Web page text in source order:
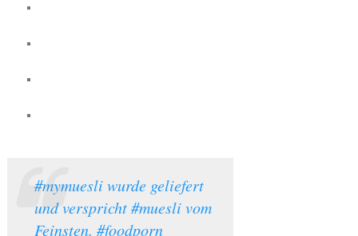
#mymuesli wurde geliefert
und verspricht #muesli vom
Feinsten. #foodporn